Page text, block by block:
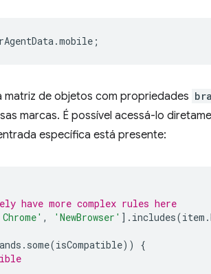
.mobile ;
matriz de objetos com propriedades
marcas. É possível acessá-lo
específica está presente:
more complex rules here
, 'NewBrowser' ]. includes(item .
. some(isCompatible))
{